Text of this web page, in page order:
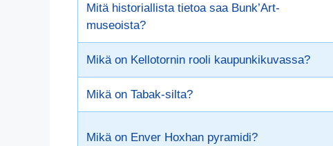
Mitä historiallista tietoa saa Bunk’Art-
museoista?
Mikä on Kellotornin rooli kaupunkikuvassa?
Mikä on Tabak-silta?
Mikä on Enver Hoxhan pyramidi?